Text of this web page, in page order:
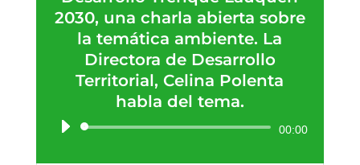
2030, una charla abierta sobre
la temática ambiente. La
Directora de Desarrollo
Territorial, Celina Polenta
habla del tema.
Reproductor
00:00